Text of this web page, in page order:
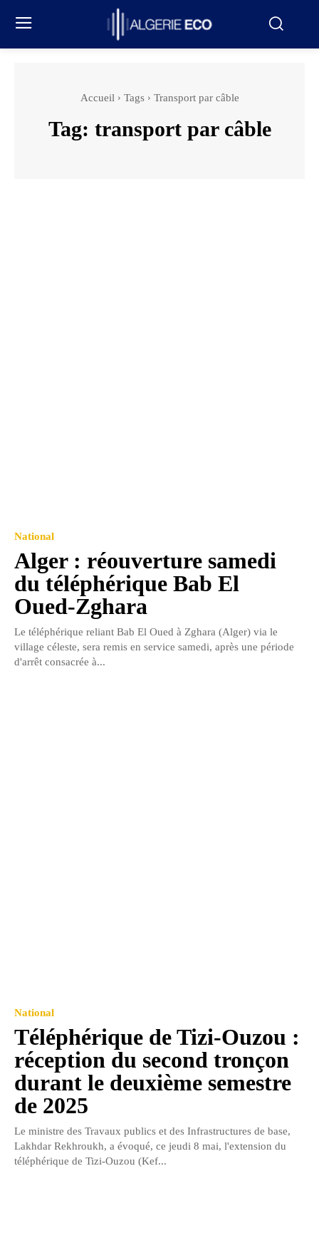
Accueil Tags Transport par câble
Tag: transport par câble
National
Alger : réouverture samedi
du téléphérique Bab El
Oued-Zghara
Le téléphérique reliant Bab El Oued à Zghara (Alger) via le
village céleste, sera remis en service samedi, après une période
d'arrêt consacrée à...
National
Téléphérique de Tizi-Ouzou :
réception du second tronçon
durant le deuxième semestre
de 2025
Le ministre des Travaux publics et des Infrastructures de base,
Lakhdar Rekhroukh, a évoqué, ce jeudi 8 mai, l'extension du
téléphérique de Tizi-Ouzou (Kef...